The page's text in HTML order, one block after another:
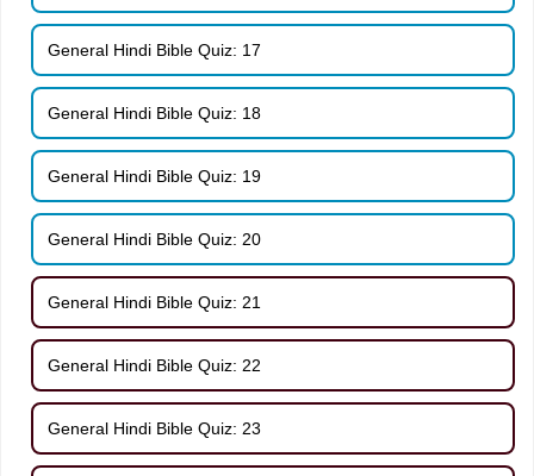
General Hindi Bible Quiz: 17
General Hindi Bible Quiz: 18
General Hindi Bible Quiz: 19
General Hindi Bible Quiz: 20
General Hindi Bible Quiz: 21
General Hindi Bible Quiz: 22
General Hindi Bible Quiz: 23